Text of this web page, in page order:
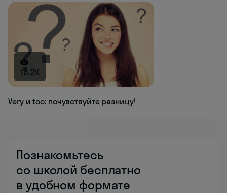
18.2K
Very и too: почувствуйте разницу!
Познакомьтесь
со школой бесплатно
в удобном формате